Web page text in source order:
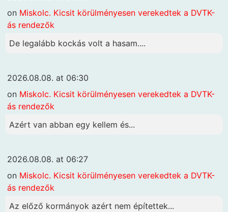
on Miskolc. Kicsit körülményesen verekedtek a DVTK-
ás rendezők
De legalább kockás volt a hasam....
2026.08.08. at 06:30
on Miskolc. Kicsit körülményesen verekedtek a DVTK-
ás rendezők
Azért van abban egy kellem és...
2026.08.08. at 06:27
on Miskolc. Kicsit körülményesen verekedtek a DVTK-
ás rendezők
Az előző kormányok azért nem építettek...